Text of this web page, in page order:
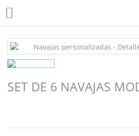

SET DE 6 NAVAJAS